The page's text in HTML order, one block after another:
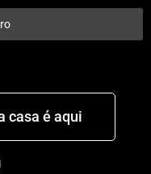
casa é aqui